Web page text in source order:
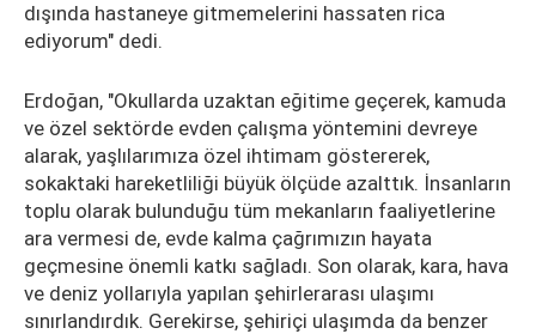
dışında hastaneye gitmemelerini hassaten rica
ediyorum" dedi.
Erdoğan, "Okullarda uzaktan eğitime geçerek, kamuda
ve özel sektörde evden çalışma yöntemini devreye
alarak, yaşlılarımıza özel ihtimam göstererek,
sokaktaki hareketliliği büyük ölçüde azalttık. İnsanların
toplu olarak bulunduğu tüm mekanların faaliyetlerine
ara vermesi de, evde kalma çağrımızın hayata
geçmesine önemli katkı sağladı. Son olarak, kara, hava
ve deniz yollarıyla yapılan şehirlerarası ulaşımı
sınırlandırdık. Gerekirse, şehiriçi ulaşımda da benzer